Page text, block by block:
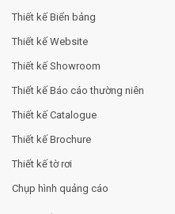
Thiết kế Biển bảng
Thiết kế Website
Thiết kế Showroom
Thiết kế Báo cáo thường niên
Thiết kế Catalogue
Thiết kế Brochure
Thiết kế tờ rơi
Chụp hình quảng cáo